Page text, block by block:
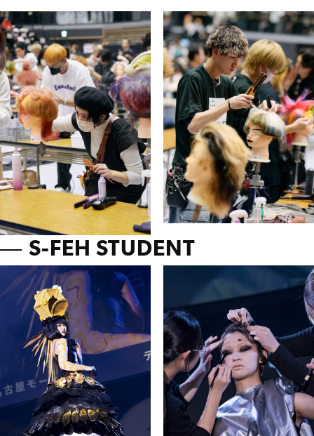
S-FEH STUDENT